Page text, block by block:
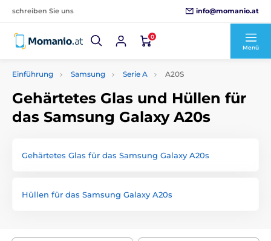
schreiben Sie uns info@momanio.at
0
Menü
Einführung Samsung Serie A A20S
Gehärtetes Glas und Hüllen für
das Samsung Galaxy A20s
Gehärtetes Glas für das Samsung Galaxy A20s
Hüllen für das Samsung Galaxy A20s